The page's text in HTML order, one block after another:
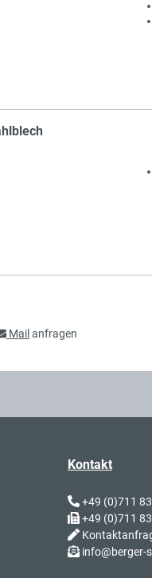
Mail anfragen
Kontakt
+49 (0)711
+49 (0)711
info@berger-